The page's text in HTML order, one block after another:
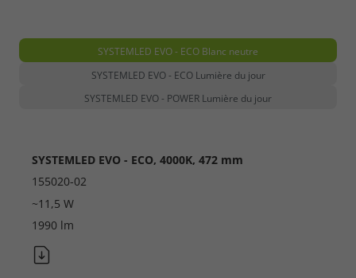
SYSTEMLED EVO - ECO Blanc neutre
SYSTEMLED EVO - ECO Lumière du jour
SYSTEMLED EVO - POWER Lumière du jour
SYSTEMLED EVO - ECO, 4000K, 472 mm
155020-02
~11,5 W
1990 lm